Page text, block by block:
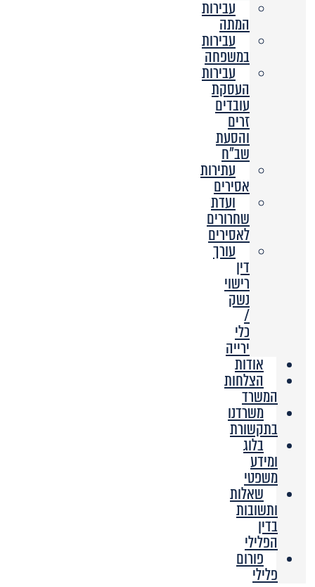
עבירות
המתה
עבירות
במשפחה
עבירות
העסקת
עובדים
זרים
והסעת
שב”ח
עתירות
אסירים
ועדת
שחרורים
לאסירים
עורך
דין
רישוי
נשק
/
כלי
ירייה
אודות
הצלחות
המשרד
משרדנו
בתקשורת
בלוג
ומידע
משפטי
שאלות
ותשובות
בדין
הפלילי
פורום
פלילי